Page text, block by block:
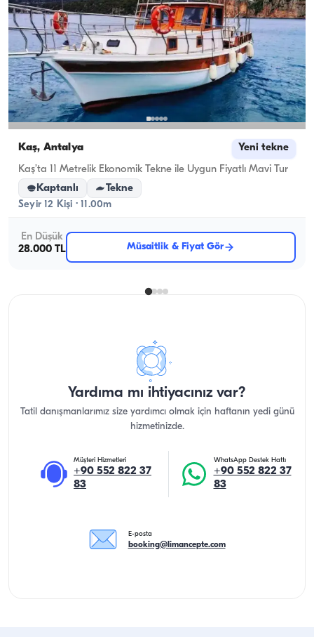
Kaş, Antalya Yeni tekne
Kaş’ta 11 Metrelik Ekonomik Tekne ile Uygun Fiyatlı Mavi Tur
Kaptanlı
Tekne
Seyir 12 Kişi · 11.00m
En Düşük
28.000 TL
Müsaitlik & Fiyat Gör
Yardıma mı ihtiyacınız var?
Tatil danışmanlarımız size yardımcı olmak için haftanın yedi günü
hizmetinizde.
Müşteri Hizmetleri
+90 552 822 37
83
WhatsApp Destek Hattı
+90 552 822 37
83
E-posta
booking@limancepte.com